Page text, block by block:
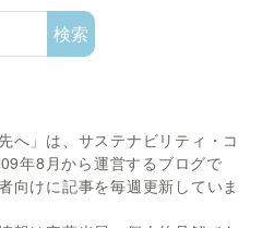
検索
へ」は、サステナビリティ・コ
年8月から運営するブログで
向けに記事を毎週更新していま